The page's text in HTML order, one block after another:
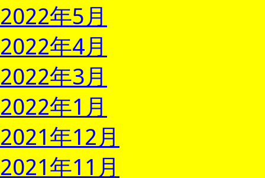
2022年5月
2022年4月
2022年3月
2022年1月
2021年12月
2021年11月